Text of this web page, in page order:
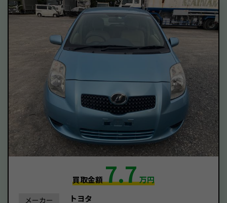
買取金額7.7万円
メーカー トヨタ